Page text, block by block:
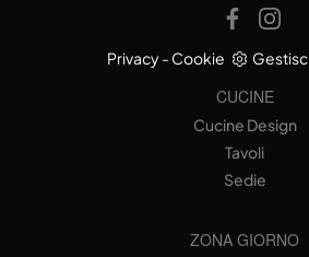
Privacy- Cookie
CUCINE
Cucine Design
Tavoli
Sedie
ZONA GIORNO